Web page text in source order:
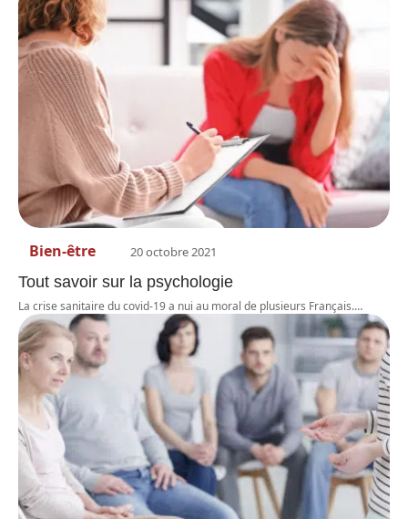
Bien-être 20 octobre 2021
Tout savoir sur la psychologie
La crise sanitaire du covid-19 a nui au moral de plusieurs Français.…